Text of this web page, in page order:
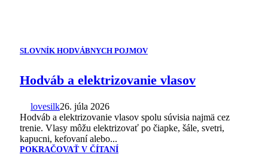
SLOVNÍK HODVÁBNYCH POJMOV
Hodváb a elektrizovanie vlasov
lovesilk26. júla 2026
Hodváb a elektrizovanie vlasov spolu súvisia najmä cez
trenie. Vlasy môžu elektrizovať po čiapke, šále, svetri,
kapucni, kefovaní alebo...
POKRAČOVAŤ V ČÍTANÍ